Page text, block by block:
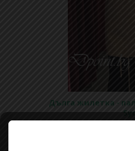
Дълга жилетка -